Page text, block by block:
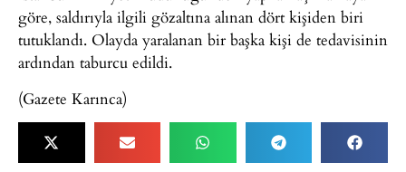
göre, saldırıyla ilgili gözaltına alınan dört kişiden biri
tutuklandı. Olayda yaralanan bir başka kişi de tedavisinin
ardından taburcu edildi.
(Gazete Karınca)